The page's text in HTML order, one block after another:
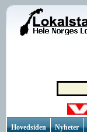
Hovedsiden Nyheter